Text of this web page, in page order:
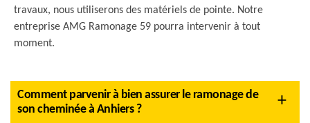
travaux, nous utiliserons des matériels de pointe. Notre
entreprise AMG Ramonage 59 pourra intervenir à tout
moment.
Comment parvenir à bien assurer le ramonage de
son cheminée à Anhiers ?